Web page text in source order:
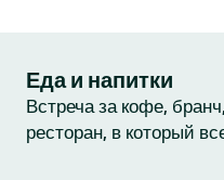
Еда и напитки
Встреча за кофе,
ресторан, в который